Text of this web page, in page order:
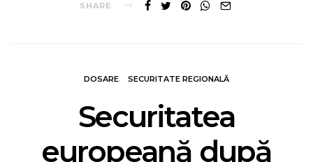
SHARE
DOSARE SECURITATE REGIONALĂ
Securitatea
europeană după